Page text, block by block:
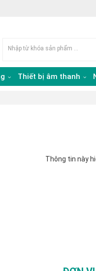
Thiết bị âm thanh
Thông tin này